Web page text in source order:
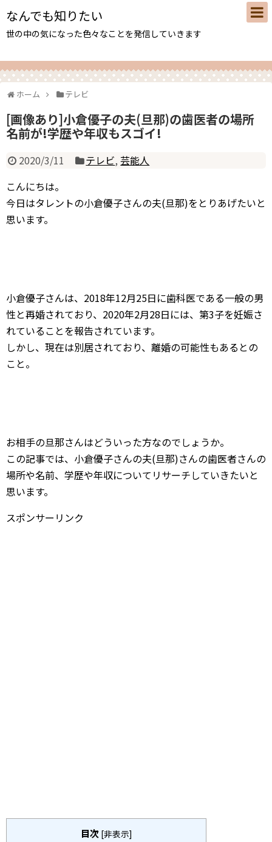
なんでも知りたい
世の中の気になった色々なことを発信していきます
ホーム テレビ
[画像あり]小倉優子の夫(旦那)の歯医者の場所
名前が!学歴や年収もスゴイ!
2020/3/11 テレビ,芸能人
こんにちは。
今日はタレントの小倉優子さんの夫(旦那)をとりあげたいと
思います。
小倉優子さんは、2018年12月25日に歯科医である一般の男
性と再婚されており、2020年2月28日には、第3子を妊娠さ
れていることを報告されています。
しかし、現在は別居されており、離婚の可能性もあるとの
こと。
お相手の旦那さんはどういった方なのでしょうか。
この記事では、小倉優子さんの夫(旦那)さんの歯医者さんの
場所や名前、学歴や年収についてリサーチしていきたいと
思います。
スポンサーリンク
目次 [非表示]